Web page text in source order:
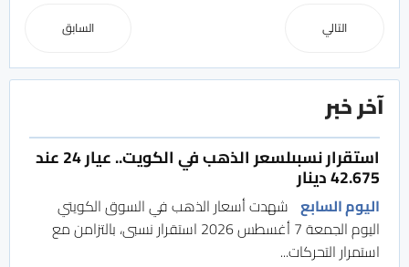
السابق التالي
آخر خبر
استقرار نسبىلسعر الذهب في الكويت.. عيار 24 عند
42.675 دينار
اليوم السابع شهدت أسعار الذهب في السوق الكويتي
اليوم الجمعة 7 أغسطس 2026 استقرار نسبى، بالتزامن مع
استمرار التحركات...